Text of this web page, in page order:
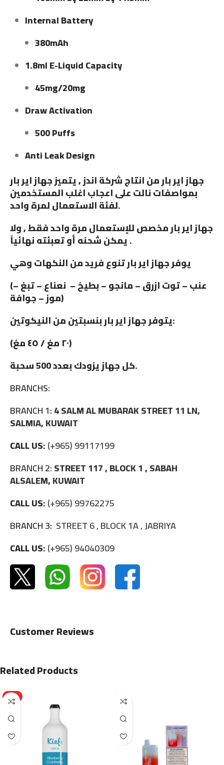
Internal Battery
380mAh
1.8ml E-Liquid Capacity
45mg/20mg
Draw Activation
500 Puffs
Anti Leak Design
جهاز اير بار من انتاج شركة اندز , يتميز جهاز اير بار
بمواصفات نالت على اعجاب اغلب المستخدمين
لفئة الاستعمال لمرة واحد.
جهاز اير بار مخصص للإستعمال مرة واحد فقط , ولا
يمكن شحنه أو تعبئته نهائياً .
يوفر جهاز اير بار تنوع فريد من النكهات وهي
(عنب – توت ازرق – مانجو – بطيخ – نعناع – تبغ –
موز – جوافة)
يتوفر جهاز اير بار بنسبتين من النيكوتين:
(٢٠ مغ / ٤٥ مغ)
كل جهاز يزودك بعدد 500 سحبة.
BRANCHS:
BRANCH 1:4 SALM AL MUBARAK STREET 11 LN,
SALMIA, KUWAIT
CALL US:(+965) 99117199
BRANCH 2:STREET 117 , BLOCK 1 , SABAH
ALSALEM, KUWAIT
CALL US:(+965) 99762275
BRANCH 3: STREET 6 , BLOCK 1A , JABRIYA
CALL US:(+965) 94040309
Customer Reviews
Related Products
HOT